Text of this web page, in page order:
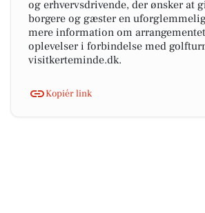
og erhvervsdrivende, der ønsker at
borgere og gæster en
mere information om
oplevelser i forbindelse med
visitkerteminde.dk.
Kopiér link